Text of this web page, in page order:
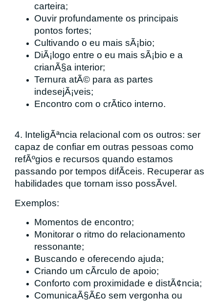
carteira;
Ouvir profundamente os principais
pontos fortes;
Cultivando o eu mais sÃ¡bio;
DiÃ¡logo entre o eu mais sÃ¡bio e a
crianÃ§a interior;
Ternura atÃ© para as partes
indesejÃ¡veis;
Encontro com o crÃ­tico interno.
4. InteligÃªncia relacional com os outros: ser
capaz de confiar em outras pessoas como
refÃºgios e recursos quando estamos
passando por tempos difÃ­ceis. Recuperar as
habilidades que tornam isso possÃ­vel.
Exemplos:
Momentos de encontro;
Monitorar o ritmo do relacionamento
ressonante;
Buscando e oferecendo ajuda;
Criando um cÃ­rculo de apoio;
Conforto com proximidade e distÃ¢ncia;
ComunicaÃ§Ã£o sem vergonha ou